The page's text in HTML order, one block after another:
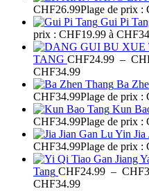
CHF26.99Plage de prix :
Gui Pi
prix : CHF19.99 à
TANG CHF24.99 –
CHF34.99
Ba
CHF34.99Plage de prix :
Kun
CHF34.99Plage de prix :
Jia
CHF34.99Plage de prix :
Tang CHF24.99 – CHF
CHF34.99